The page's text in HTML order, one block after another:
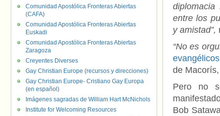
entre los
y amistad”,
“No es
de
Pero no
Bob
Comunidad Apostólica Fronteras Abiertas
(CAFA)
Comunidad Apostólica Fronteras Abiertas
Euskadi
Comunidad Apostólica Fronteras Abiertas
Zaragoza
Creyentes Diverses
Gay Christian Europe (recursos y direcciones)
Gay Christian Europe- Cristiano Gay Europa
(en español)
Imágenes sagradas de William Hart McNichols
Institute for Welcoming Resources